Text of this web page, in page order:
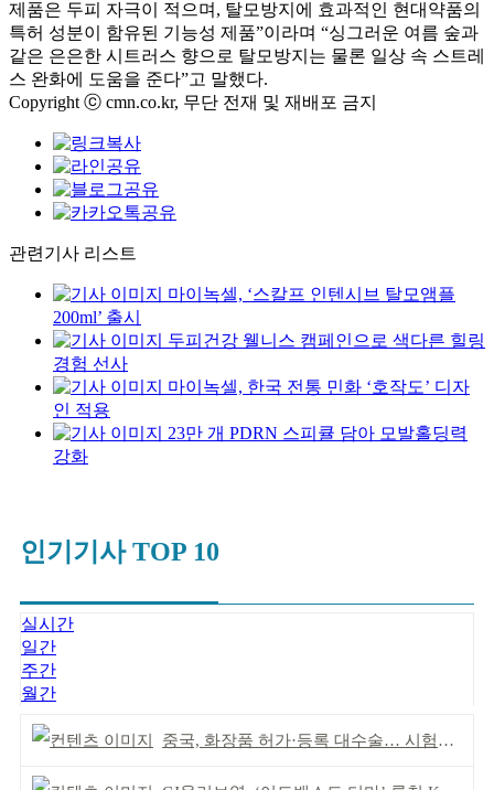
제품은 두피 자극이 적으며 , 탈모방지에 효과적인 현대약품의
특허 성분이 함유된 기능성 제품”이라며 “싱그러운 여름 숲과
같은 은은한 시트러스 향으로 탈모방지는 물론 일상 속 스트레
스 완화에 도움을 준다”고 말했다.
Copyright ⓒ cmn.co.kr, 무단 전재 및 재배포 금지
관련기사 리스트
마이녹셀, ‘스칼프 인텐시브 탈모앰플
200ml’ 출시
두피건강 웰니스 캠페인으로 색다른 힐링
경험 선사
마이녹셀, 한국 전통 민화 ‘호작도’ 디자
인 적용
23만 개 PDRN 스피큘 담아 모발홀딩력
강화
인기기사 TOP 10
실시간
일간
주간
월간
중국, 화장품 허가·등록 대수술… 시험자료 공용 허용